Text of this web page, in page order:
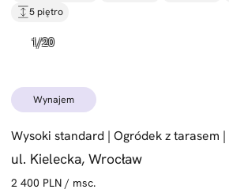
5 piętro
wynajem
Wysoki standard | Ogródek z tarasem |
ul. Kielecka, Wrocław
2 400 PLN / msc.